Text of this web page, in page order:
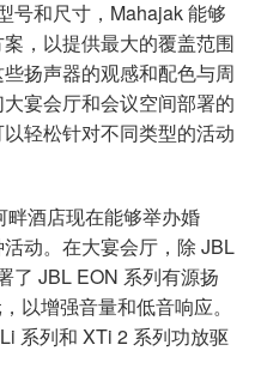
号和尺寸，Mahajak 能够
，以提供最大的覆盖范围
扬声器的观感和配色与周
宴会厅和会议空间部署的
轻松针对不同类型的活动
畔酒店现在能够举办婚
动。在大宴会厅，除 JBL
了 JBL EON 系列有源扬
以增强音量和低音响应。
系列和 XTi 2 系列功放驱